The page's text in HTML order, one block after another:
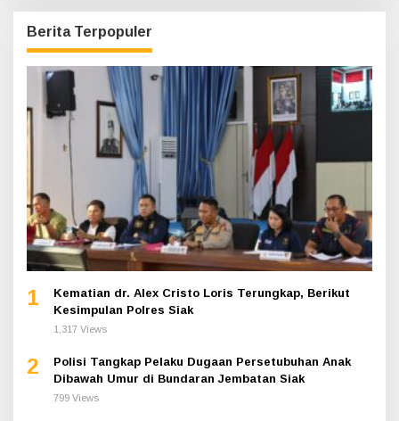
Berita Terpopuler
1
Kematian dr. Alex Cristo Loris Terungkap, Berikut
Kesimpulan Polres Siak
1,317 Views
2
Polisi Tangkap Pelaku Dugaan Persetubuhan Anak
Dibawah Umur di Bundaran Jembatan Siak
799 Views